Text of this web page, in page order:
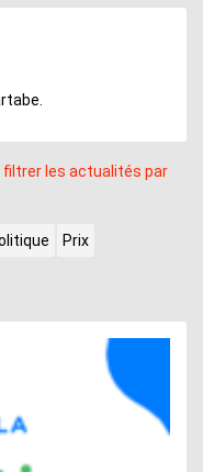
filtrer les actualités par
Prix